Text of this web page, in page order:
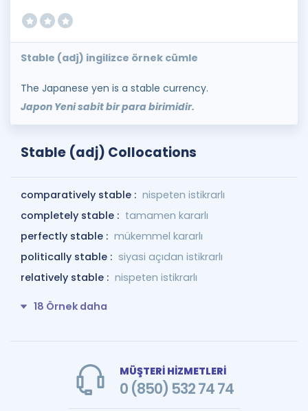
Stable (adj) ingilizce örnek cümle
The Japanese yen is a stable currency.
Japon Yeni sabit bir para birimidir.
Stable (adj) Collocations
comparatively stable : nispeten istikrarlı
completely stable : tamamen kararlı
perfectly stable : mükemmel kararlı
politically stable : siyasi açıdan istikrarlı
relatively stable : nispeten istikrarlı
18 Örnek daha
MÜŞTERİ HİZMETLERİ
0 (850) 532 74 74